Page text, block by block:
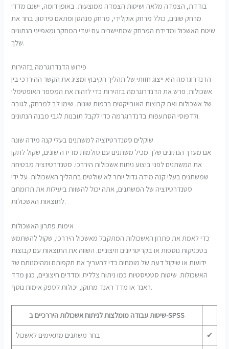
בודדת, הצמדה מלאה ושיטות הצמדה ממוצעות. באופן דומה, ישנם מדדי
מרחק שונים, כולל מרחק אוקלידי, מרחק מנהטן ומתאם פירסון. בחר את
שיטת האשכול ומדידת המרחק שמתיישרים עם יעדי המחקר ומאפייני הנתונים
שלך.
פירוש הדנדרוגרמה בזהירות
הדנדרוגרמה היא ייצוג חזותי של תהליך הקיבוץ ומציג את הקשר ההיררכי בין
אשכולות. פרש את הדנדרוגרמה בזהירות כדי לזהות את המספר האופטימלי
של אשכולות ואת קבוצות האובייקטים ברמות שונות. שימו לב למרחק, לגובה
ולדפוסי הסתעפות בדנדרוגרמה כדי לקבל תובנות לגבי מבנה הנתונים.
שוקלים סטנדרטיזציה למשתנים בעלי קנה מידה שונה
אם מערך הנתונים שלך מכיל משתנים עם סולמות מדידה שונים, שקול לתקן
את המשתנים לפני ביצוע ניתוח אשכולות היררכי. סטנדרטיזציה מבטיחה
שמשתנים בעלי קנה מידה גדול יותר לא שולטים בתהליך האשכולות. על ידי
סטנדרטיזציה של המשתנים, אתה יכול להשוות ביעילות את תרומתם
לתוצאות האשכולות.
אימות פתרון האשכולות
כדי לאמת את פתרון האשכולות המתקבל מאשכול היררכי, שקול להשתמש
בטכניקות נוספות או בקריטריונים חיצוניים. השווה את התוצאות עם קבוצות
ידועות או שיקול דעת של מומחים כדי להעריך את תקפותם ומהימנותם של
האשכולות. שיטות סטטיסטיות כמו ניתוח צללית ומדדים חיצוניים, כגון מדד
ראנד או מדד ראנד מתוקן, יכולות לספק אימות נוסף.
שיטות עבודה מומלצות לניתוח אשכולות היררכיים ב-SPSS
בחר משתנים מתאימים לאשכול ✔